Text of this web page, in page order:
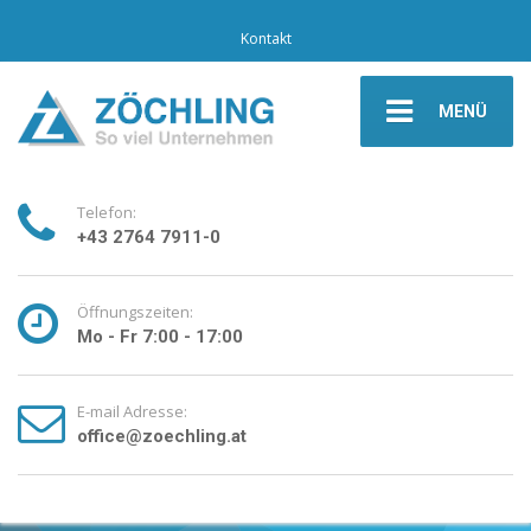
Kontakt
MENÜ
Telefon:
+43 2764 7911-0
Öffnungszeiten:
Mo - Fr 7:00 - 17:00
E-mail Adresse:
office@zoechling.at